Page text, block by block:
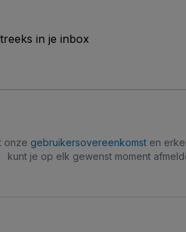
in je inbox
onze gebruikersovereenkomst en
kunt je op elk gewenst moment